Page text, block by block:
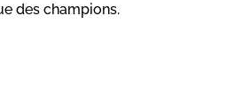
des champions.